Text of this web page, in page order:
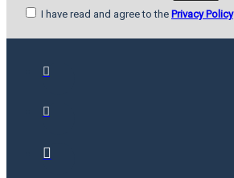
I have read and agree to the Privacy Policy